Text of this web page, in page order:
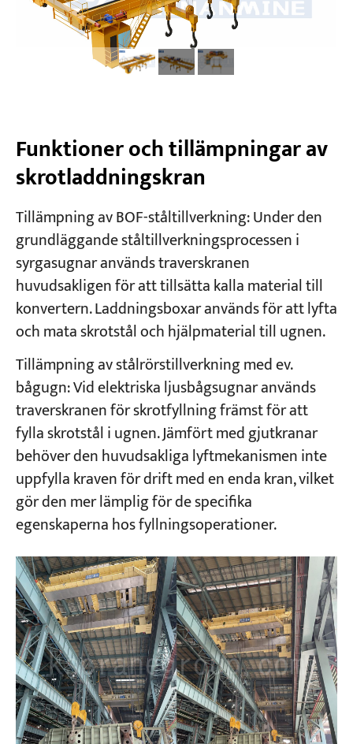
Funktioner och tillämpningar av
skrotladdningskran
Tillämpning av BOF-ståltillverkning: Under den
grundläggande ståltillverkningsprocessen i
syrgasugnar används traverskranen
huvudsakligen för att tillsätta kalla material till
konvertern. Laddningsboxar används för att lyfta
och mata skrotstål och hjälpmaterial till ugnen.
Tillämpning av stålrörstillverkning med ev.
bågugn: Vid elektriska ljusbågsugnar används
traverskranen för skrotfyllning främst för att
fylla skrotstål i ugnen. Jämfört med gjutkranar
behöver den huvudsakliga lyftmekanismen inte
uppfylla kraven för drift med en enda kran, vilket
gör den mer lämplig för de specifika
egenskaperna hos fyllningsoperationer.